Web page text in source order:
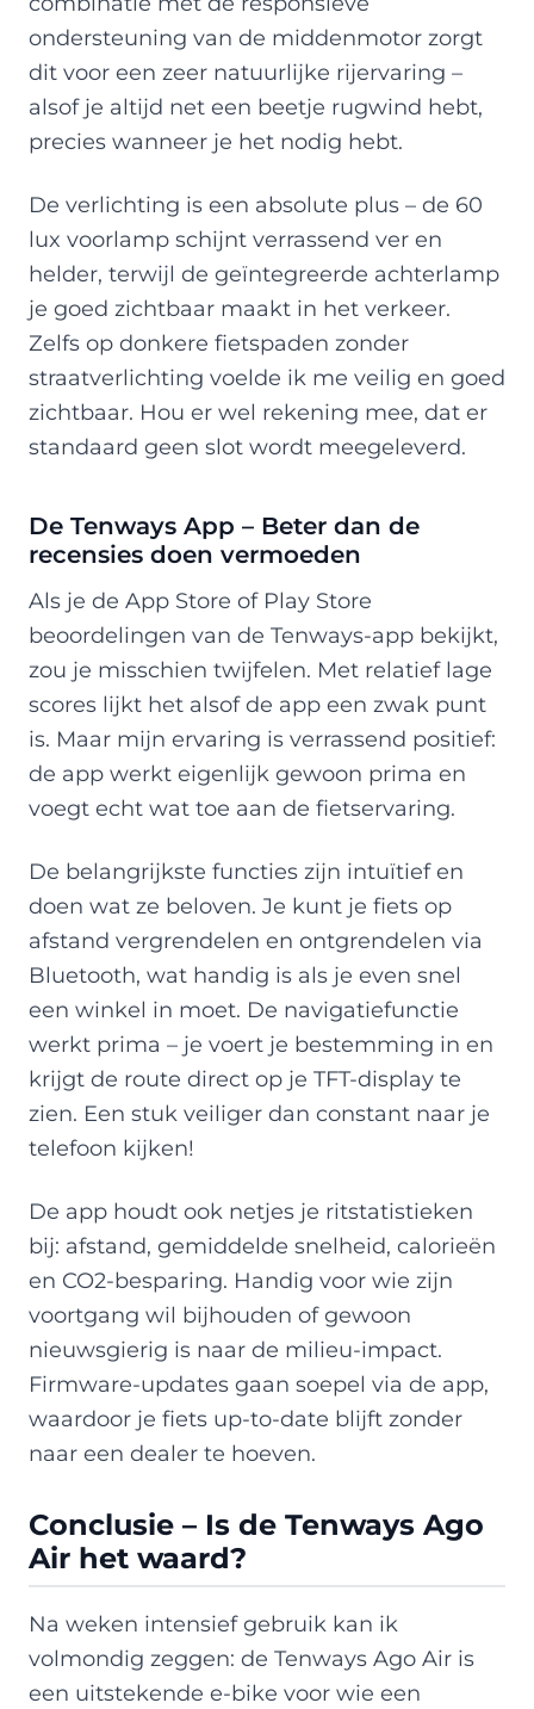
ondersteuning van de middenmotor zorgt
dit voor een zeer natuurlijke rijervaring –
alsof je altijd net een beetje rugwind hebt,
precies wanneer je het nodig hebt.
De verlichting is een absolute plus – de 60
lux voorlamp schijnt verrassend ver en
helder, terwijl de geïntegreerde achterlamp
je goed zichtbaar maakt in het verkeer.
Zelfs op donkere fietspaden zonder
straatverlichting voelde ik me veilig en goed
zichtbaar. Hou er wel rekening mee, dat er
standaard geen slot wordt meegeleverd.
De Tenways App – Beter dan de
recensies doen vermoeden
Als je de App Store of Play Store
beoordelingen van de Tenways-app bekijkt,
zou je misschien twijfelen. Met relatief lage
scores lijkt het alsof de app een zwak punt
is. Maar mijn ervaring is verrassend positief:
de app werkt eigenlijk gewoon prima en
voegt echt wat toe aan de fietservaring.
De belangrijkste functies zijn intuïtief en
doen wat ze beloven. Je kunt je fiets op
afstand vergrendelen en ontgrendelen via
Bluetooth, wat handig is als je even snel
een winkel in moet. De navigatiefunctie
werkt prima – je voert je bestemming in en
krijgt de route direct op je TFT-display te
zien. Een stuk veiliger dan constant naar je
telefoon kijken!
De app houdt ook netjes je ritstatistieken
bij: afstand, gemiddelde snelheid, calorieën
en CO2-besparing. Handig voor wie zijn
voortgang wil bijhouden of gewoon
nieuwsgierig is naar de milieu-impact.
Firmware-updates gaan soepel via de app,
waardoor je fiets up-to-date blijft zonder
naar een dealer te hoeven.
Conclusie – Is de Tenways Ago
Air het waard?
Na weken intensief gebruik kan ik
volmondig zeggen: de Tenways Ago Air is
een uitstekende e-bike voor wie een